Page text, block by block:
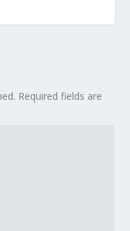
Required fields are